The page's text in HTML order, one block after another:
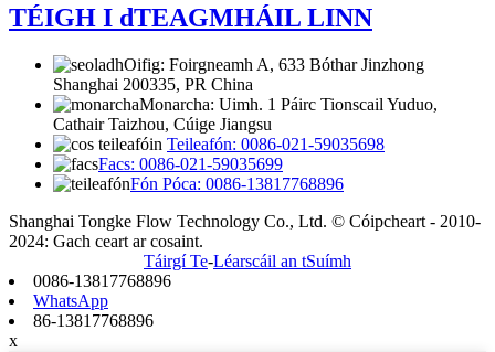
TÉIGH I dTEAGMHÁIL LINN
Oifig: Foirgneamh A, 633 Bóthar Jinzhong
Shanghai 200335, PR China
Monarcha: Uimh. 1 Páirc Tionscail Yuduo,
Cathair Taizhou, Cúige Jiangsu
Teileafón: 0086-021-59035698
Facs: 0086-021-59035699
Fón Póca: 0086-13817768896
Shanghai Tongke Flow Technology Co., Ltd. © Cóipcheart - 2010-
2024: Gach ceart ar cosaint.
Táirgí Te-Léarscáil an tSuímh
0086-13817768896
WhatsApp
86-13817768896
x